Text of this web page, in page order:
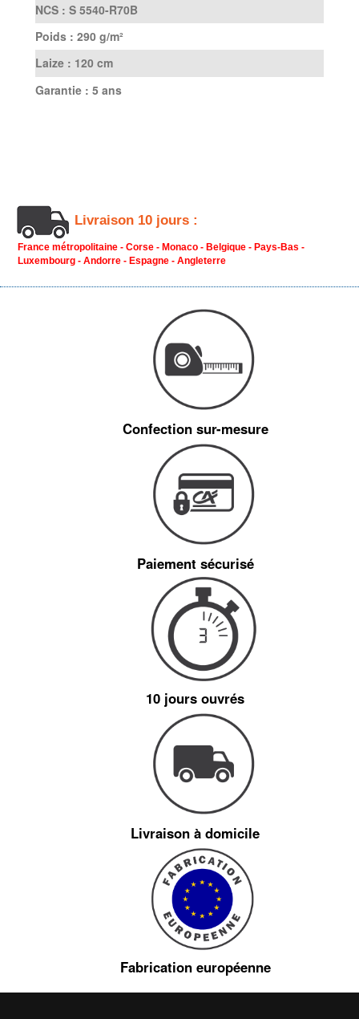
NCS : S 5540-R70B
Poids : 290 g/m²
Laize : 120 cm
Garantie : 5 ans
Livraison 10 jours :
France métropolitaine - Corse - Monaco - Belgique - Pays-Bas -
Luxembourg - Andorre - Espagne - Angleterre
Confection sur-mesure
Paiement sécurisé
10 jours ouvrés
Livraison à domicile
Fabrication européenne